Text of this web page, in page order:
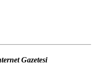
Gazetesi